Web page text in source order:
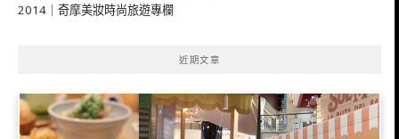
2014｜奇摩美妝時尚旅遊專欄
近期文章